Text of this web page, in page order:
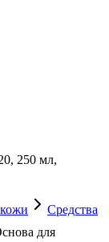
250 мл,
Средства
для